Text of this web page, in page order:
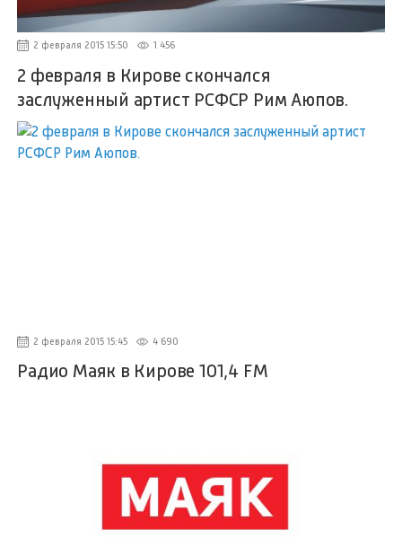
2 февраля 2015 15:50 1 456
2 февраля в Кирове скончался
заслуженный артист РСФСР Рим Аюпов.
2 февраля 2015 15:45 4 690
Радио Маяк в Кирове 101,4 FM